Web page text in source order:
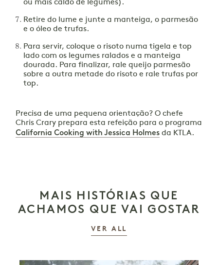
ou mais caldo de legumes).
Retire do lume e junte a manteiga, o parmesão
e o óleo de trufas.
Para servir, coloque o risoto numa tigela e top
lado com os legumes ralados e a manteiga
dourada. Para finalizar, rale queijo parmesão
sobre a outra metade do risoto e rale trufas por
top.
Precisa de uma pequena orientação? O chefe
Chris Crary prepara esta refeição para o programa
California Cooking with Jessica Holmes da KTLA.
MAIS HISTÓRIAS QUE
ACHAMOS QUE VAI GOSTAR
VER ALL